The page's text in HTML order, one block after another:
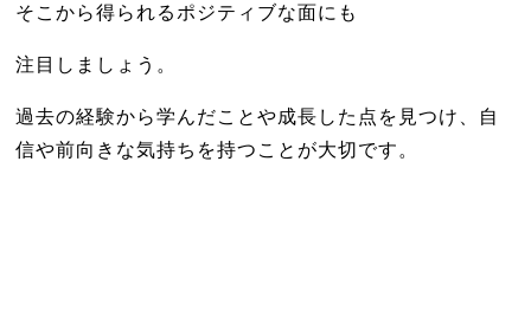
そこから得られるポジティブな面にも
注目しましょう。
過去の経験から学んだことや成長した点を見つけ、自
信や前向きな気持ちを持つことが大切です。